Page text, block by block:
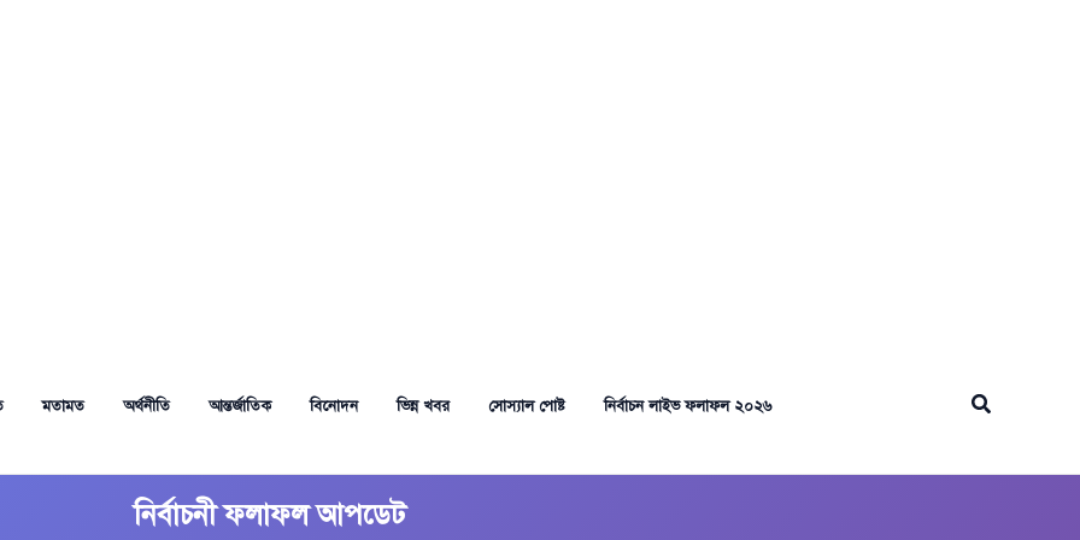
মতামত অর্থনীতি আন্তর্জাতিক বিনোদন ভিন্ন খবর সোস্যাল পোষ্ট নির্বাচন লাইভ ফলাফল ২০২৬ Search
নির্বাচনী ফলাফল আপডেট